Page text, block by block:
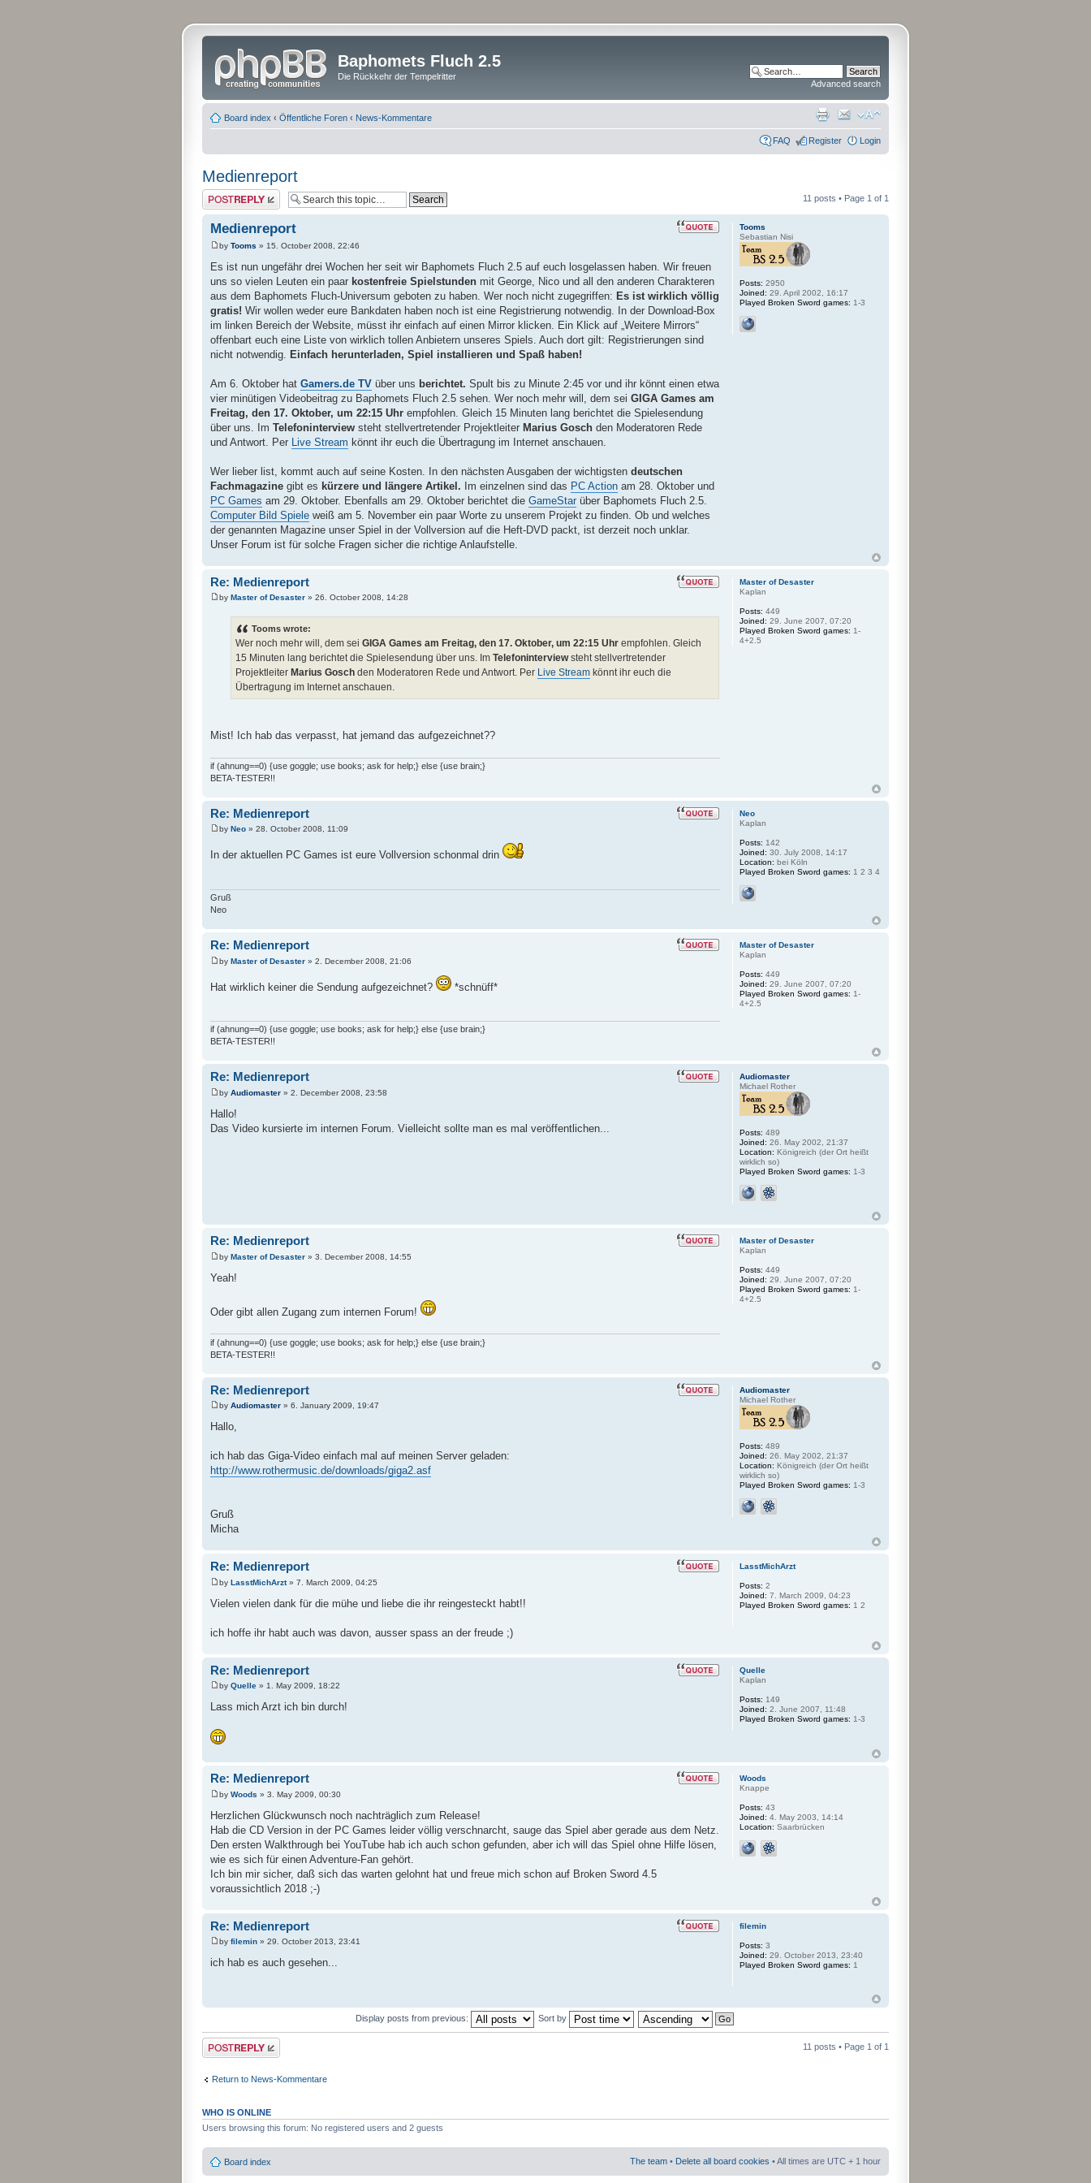
Baphomets Fluch 2.5
Die Rückkehr der Tempelritter
Advanced search
Board index ‹ Öffentliche Foren ‹ News-Kommentare
FAQ Register Login
Medienreport
Post a reply 11 posts • Page 1 of 1
Medienreport
by Tooms » 15. October 2008, 22:46
Es ist nun ungefähr drei Wochen her seit wir Baphomets Fluch 2.5 auf euch losgelassen haben. Wir freuen
uns so vielen Leuten ein paar kostenfreie Spielstunden mit George, Nico und all den anderen Charakteren
aus dem Baphomets Fluch-Universum geboten zu haben. Wer noch nicht zugegriffen: Es ist wirklich völlig
gratis! Wir wollen weder eure Bankdaten haben noch ist eine Registrierung notwendig. In der Download-Box
im linken Bereich der Website, müsst ihr einfach auf einen Mirror klicken. Ein Klick auf „Weitere Mirrors“
offenbart euch eine Liste von wirklich tollen Anbietern unseres Spiels. Auch dort gilt: Registrierungen sind
nicht notwendig. Einfach herunterladen, Spiel installieren und Spaß haben!
Am 6. Oktober hat Gamers.de TV über uns berichtet. Spult bis zu Minute 2:45 vor und ihr könnt einen etwa
vier minütigen Videobeitrag zu Baphomets Fluch 2.5 sehen. Wer noch mehr will, dem sei GIGA Games am
Freitag, den 17. Oktober, um 22:15 Uhr empfohlen. Gleich 15 Minuten lang berichtet die Spielesendung
über uns. Im Telefoninterview steht stellvertretender Projektleiter Marius Gosch den Moderatoren Rede
und Antwort. Per Live Stream könnt ihr euch die Übertragung im Internet anschauen.
Wer lieber list, kommt auch auf seine Kosten. In den nächsten Ausgaben der wichtigsten deutschen
Fachmagazine gibt es kürzere und längere Artikel. Im einzelnen sind das PC Action am 28. Oktober und
PC Games am 29. Oktober. Ebenfalls am 29. Oktober berichtet die GameStar über Baphomets Fluch 2.5.
Computer Bild Spiele weiß am 5. November ein paar Worte zu unserem Projekt zu finden. Ob und welches
der genannten Magazine unser Spiel in der Vollversion auf die Heft-DVD packt, ist derzeit noch unklar.
Unser Forum ist für solche Fragen sicher die richtige Anlaufstelle.
Tooms
Sebastian Nisi
Posts: 2950
Joined: 29. April 2002, 16:17
Played Broken Sword games: 1-3
Re: Medienreport
by Master of Desaster » 26. October 2008, 14:28
Tooms wrote:
Wer noch mehr will, dem sei GIGA Games am Freitag, den 17. Oktober, um 22:15 Uhr empfohlen. Gleich
15 Minuten lang berichtet die Spielesendung über uns. Im Telefoninterviewsteht stellvertretender
Projektleiter Marius Gosch den Moderatoren Rede und Antwort. Per Live Stream könnt ihr euch die
Übertragung im Internet anschauen.
Mist! Ich hab das verpasst, hat jemand das aufgezeichnet??
if (ahnung==0) {use goggle; use books; ask for help;} else {use brain;}
BETA-TESTER!!
Master of Desaster
Kaplan
Posts: 449
Joined: 29. June 2007, 07:20
Played Broken Sword games: 1-
4+2.5
Re: Medienreport
by Neo » 28. October 2008, 11:09
In der aktuellen PC Games ist eure Vollversion schonmal drin
Gruß
Neo
Neo
Kaplan
Posts: 142
Joined: 30. July 2008, 14:17
Location: bei Köln
Played Broken Sword games: 1 2 3 4
Re: Medienreport
by Master of Desaster » 2. December 2008, 21:06
Hat wirklich keiner die Sendung aufgezeichnet? *schnüff*
if (ahnung==0) {use goggle; use books; ask for help;} else {use brain;}
BETA-TESTER!!
Master of Desaster
Kaplan
Posts: 449
Joined: 29. June 2007, 07:20
Played Broken Sword games: 1-
4+2.5
Re: Medienreport
by Audiomaster » 2. December 2008, 23:58
Hallo!
Das Video kursierte im internen Forum. Vielleicht sollte man es mal veröffentlichen...
Audiomaster
Michael Rother
Posts: 489
Joined: 26. May 2002, 21:37
Location: Königreich (der Ort heißt
wirklich so)
Played Broken Sword games: 1-3
Re: Medienreport
by Master of Desaster » 3. December 2008, 14:55
Yeah!
Oder gibt allen Zugang zum internen Forum!
if (ahnung==0) {use goggle; use books; ask for help;} else {use brain;}
BETA-TESTER!!
Master of Desaster
Kaplan
Posts: 449
Joined: 29. June 2007, 07:20
Played Broken Sword games: 1-
4+2.5
Re: Medienreport
by Audiomaster » 6. January 2009, 19:47
Hallo,
ich hab das Giga-Video einfach mal auf meinen Server geladen:
http://www.rothermusic.de/downloads/giga2.asf
Gruß
Micha
Audiomaster
Michael Rother
Posts: 489
Joined: 26. May 2002, 21:37
Location: Königreich (der Ort heißt
wirklich so)
Played Broken Sword games: 1-3
Re: Medienreport
by LasstMichArzt» 7. March 2009, 04:25
Vielen vielen dank für die mühe und liebe die ihr reingesteckt habt!!
ich hoffe ihr habt auch was davon, ausser spass an der freude ;)
LasstMichArzt
Posts: 2
Joined: 7. March 2009, 04:23
Played Broken Sword games: 1 2
Re: Medienreport
by Quelle » 1. May 2009, 18:22
Lass mich Arzt ich bin durch!
Quelle
Kaplan
Posts: 149
Joined: 2. June 2007, 11:48
Played Broken Sword games: 1-3
Re: Medienreport
by Woods » 3. May 2009, 00:30
Herzlichen Glückwunsch noch nachträglich zum Release!
Hab die CD Version in der PC Games leider völlig verschnarcht, sauge das Spiel aber gerade aus dem Netz.
Den ersten Walkthrough bei YouTube hab ich auch schon gefunden, aber ich will das Spiel ohne Hilfe lösen,
wie es sich für einen Adventure-Fan gehört.
Ich bin mir sicher, daß sich das warten gelohnt hat und freue mich schon auf Broken Sword 4.5
voraussichtlich 2018 ;-)
Woods
Knappe
Posts: 43
Joined: 4. May 2003, 14:14
Location: Saarbrücken
Re: Medienreport
by filemin » 29. October 2013, 23:41
ich hab es auch gesehen...
filemin
Posts: 3
Joined: 29. October 2013, 23:40
Played Broken Sword games: 1
Display posts from previous: Sort by
Post a reply 11 posts • Page 1 of 1
Return to News-Kommentare
WHO IS ONLINE
Users browsing this forum: No registered users and 2 guests
Board index The team • Delete all board cookies • All times are UTC + 1 hour